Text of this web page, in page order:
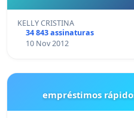
KELLY CRISTINA
34 843 assinaturas
10 Nov 2012
empréstimos